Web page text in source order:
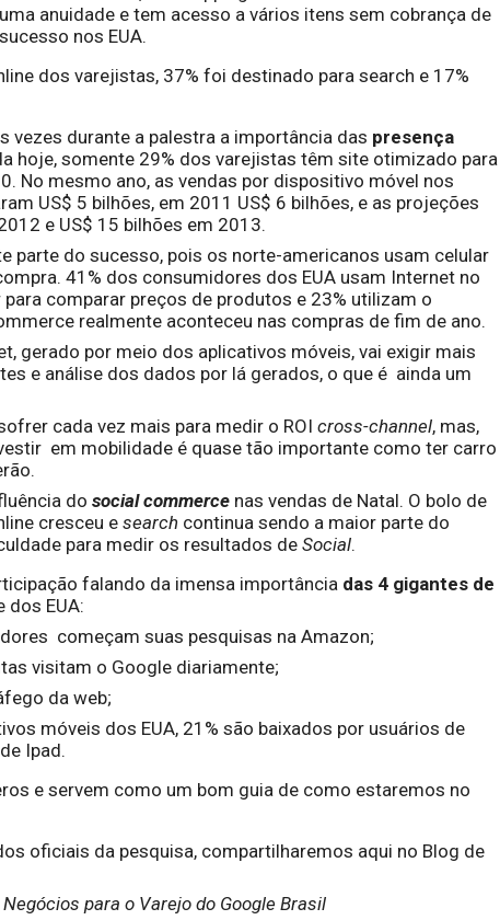
anuidade e tem acesso a vários itens sem cobrança de
nos EUA.
dos varejistas, 37% foi destinado para search e 17%
vezes durante a palestra a importância das presença
hoje, somente 29% dos varejistas têm site otimizado para
No mesmo ano, as vendas por dispositivo móvel nos
US$ 5 bilhões, em 2011 US$ 6 bilhões, e as projeções
e US$ 15 bilhões em 2013.
parte do sucesso, pois os norte-americanos usam celular
41% dos consumidores dos EUA usam Internet no
para comparar preços de produtos e 23% utilizam o
realmente aconteceu nas compras de fim de ano.
gerado por meio dos aplicativos móveis, vai exigir mais
e análise dos dados por lá gerados, o que é  ainda um
cada vez mais para medir o ROI cross-channel, mas,
em mobilidade é quase tão importante como ter carro
do social commerce nas vendas de Natal. O bolo de
cresceu e search continua sendo a maior parte do
para medir os resultados de Social.
falando da imensa importância das 4 gigantes de
dos EUA:
começam suas pesquisas na Amazon;
visitam o Google diariamente;
da web;
móveis dos EUA, 21% são baixados por usuários de
Ipad.
e servem como um bom guia de como estaremos no
oficiais da pesquisa, compartilharemos aqui no Blog de
para o Varejo do Google Brasil